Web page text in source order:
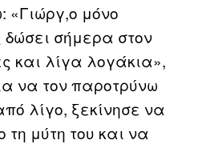
«Γιώργ,ο μόνο
δώσει σήμερα στον
και λίγα λογάκια»,
να τον παροτρύνω
λίγο, ξεκίνησε να
τη μύτη του και να